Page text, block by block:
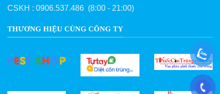
CSKH : 0906.537.486 (8:00 - 21:00)
THƯƠNG HIỆU CÙNG CÔNG TY